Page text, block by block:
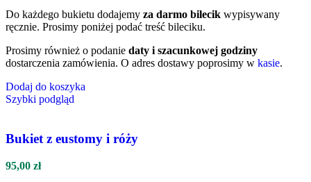
Do każdego bukietu dodajemy za darmo bilecik wypisywany
ręcznie. Prosimy poniżej podać treść bileciku.
Prosimy również o podanie daty i szacunkowej godziny
dostarczenia zamówienia. O adres dostawy poprosimy w kasie.
Dodaj do koszyka
Szybki podgląd
Bukiet z eustomy i róży
95,00 zł